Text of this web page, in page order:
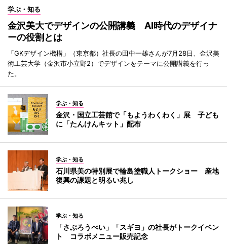
学ぶ・知る
金沢美大でデザインの公開講義 AI時代のデザイナ
ーの役割とは
「GKデザイン機構」（東京都）社長の田中一雄さんが7月28日、金沢美
術工芸大学（金沢市小立野2）でデザインをテーマに公開講義を行っ
た。
学ぶ・知る
金沢・国立工芸館で「もようわくわく」展 子ども
に「たんけんキット」配布
学ぶ・知る
石川県美の特別展で輪島塗職人トークショー 産地
復興の課題と明るい兆し
学ぶ・知る
「さぶろうべい」「スギヨ」の社長がトークイベン
ト コラボメニュー販売記念